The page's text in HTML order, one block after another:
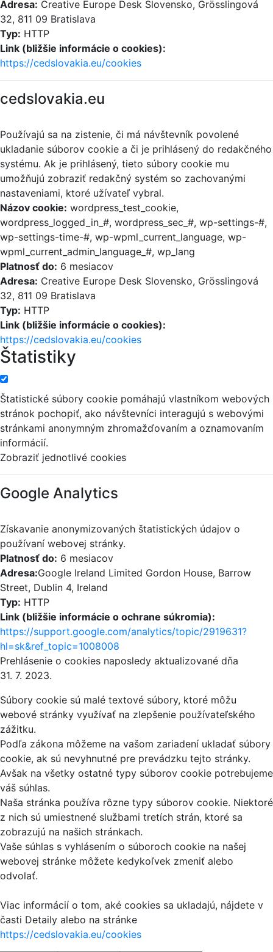
Adresa: Creative Europe Desk Slovensko, Grösslingová
32, 811 09 Bratislava
Typ: HTTP
Link (bližšie informácie o cookies):
https://cedslovakia.eu/cookies
cedslovakia.eu
Používajú sa na zistenie, či má návštevník povolené
ukladanie súborov cookie a či je prihlásený do redakčného
systému. Ak je prihlásený, tieto súbory cookie mu
umožňujú zobraziť redakčný systém so zachovanými
nastaveniami, ktoré užívateľ vybral.
Názov cookie: wordpress_test_cookie,
wordpress_logged_in_#, wordpress_sec_#, wp-settings-#,
wp-settings-time-#, wp-wpml_current_language, wp-
wpml_current_admin_language_#, wp_lang
Platnosť do: 6 mesiacov
Adresa: Creative Europe Desk Slovensko, Grösslingová
32, 811 09 Bratislava
Typ: HTTP
Link (bližšie informácie o cookies):
https://cedslovakia.eu/cookies
Štatistiky
Štatistické súbory cookie pomáhajú vlastníkom webových
stránok pochopiť, ako návštevníci interagujú s webovými
stránkami anonymným zhromažďovaním a oznamovaním
informácií.
Zobraziť jednotlivé cookies
Google Analytics
Získavanie anonymizovaných štatistických údajov o
používaní webovej stránky.
Platnosť do: 6 mesiacov
Adresa:Google Ireland Limited Gordon House, Barrow
Street, Dublin 4, Ireland
Typ: HTTP
Link (bližšie informácie o ochrane súkromia):
https://support.google.com/analytics/topic/2919631?
hl=sk&ref_topic=1008008
Prehlásenie o cookies naposledy aktualizované dňa
31. 7. 2023.
Súbory cookie sú malé textové súbory, ktoré môžu
webové stránky využívať na zlepšenie používateľského
zážitku.
Podľa zákona môžeme na vašom zariadení ukladať súbory
cookie, ak sú nevyhnutné pre prevádzku tejto stránky.
Avšak na všetky ostatné typy súborov cookie potrebujeme
váš súhlas.
Naša stránka používa rôzne typy súborov cookie. Niektoré
z nich sú umiestnené službami tretích strán, ktoré sa
zobrazujú na našich stránkach.
Vaše súhlas s vyhlásením o súboroch cookie na našej
webovej stránke môžete kedykoľvek zmeniť alebo
odvolať.
Viac informácií o tom, aké cookies sa ukladajú, nájdete v
časti Detaily alebo na stránke
https://cedslovakia.eu/cookies